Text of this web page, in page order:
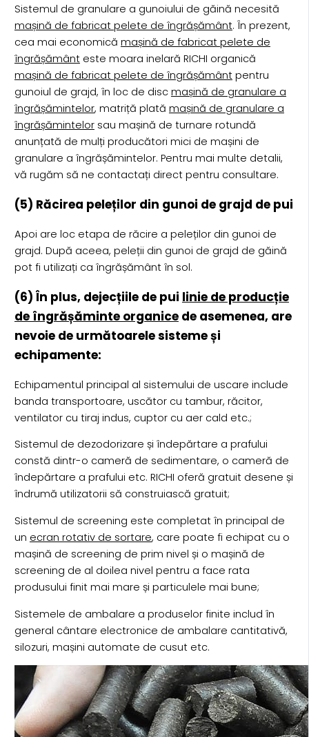
Sistemul de granulare a gunoiului de găină necesită
mașină de fabricat pelete de îngrășământ. În prezent,
cea mai economică mașină de fabricat pelete de
îngrășământ este moara inelară RICHI organică
mașină de fabricat pelete de îngrășământ pentru
gunoiul de grajd, în loc de disc mașină de granulare a
îngrășămintelor, matriță plată mașină de granulare a
îngrășămintelorsau mașină de turnare rotundă
anunțată de mulți producători mici de mașini de
granulare a îngrășămintelor. Pentru mai multe detalii,
vă rugăm să ne contactați direct pentru consultare.
(5) Răcirea peleților din gunoi de grajd de pui
Apoi are loc etapa de răcire a peleților din gunoi de
grajd. După aceea, peleții din gunoi de grajd de găină
pot fi utilizați ca îngrășământ în sol.
(6) În plus, dejecțiile de pui linie de producție
de îngrășăminte organicede asemenea, are
nevoie de următoarele sisteme și
echipamente:
Echipamentul principal al sistemului de uscare include
banda transportoare, uscător cu tambur, răcitor,
ventilator cu tiraj indus, cuptor cu aer cald etc.;
Sistemul de dezodorizare și îndepărtare a prafului
constă dintr-o cameră de sedimentare, o cameră de
îndepărtare a prafului etc. RICHI oferă gratuit desene și
îndrumă utilizatorii să construiască gratuit;
Sistemul de screening este completat în principal de
un ecran rotativ de sortare, care poate fi echipat cu o
mașină de screening de prim nivel și o mașină de
screening de al doilea nivel pentru a face rata
produsului finit mai mare și particulele mai bune;
Sistemele de ambalare a produselor finite includ în
general cântare electronice de ambalare cantitativă,
silozuri, mașini automate de cusut etc.